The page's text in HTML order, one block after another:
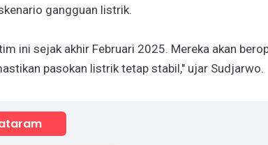
gangguan listrik.
ini sejak akhir Februari 2025. Mereka akan
pasokan listrik tetap stabil," ujar Sudjarwo.